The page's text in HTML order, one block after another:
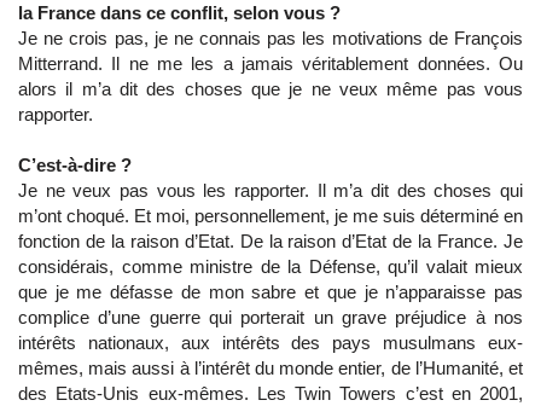
la France dans ce conflit, selon vous ?
Je ne crois pas, je ne connais pas les motivations de François
Mitterrand. Il ne me les a jamais véritablement données. Ou
alors il m’a dit des choses que je ne veux même pas vous
rapporter.
C’est-à-dire ?
Je ne veux pas vous les rapporter. Il m’a dit des choses qui
m’ont choqué. Et moi, personnellement, je me suis déterminé en
fonction de la raison d’Etat. De la raison d’Etat de la France. Je
considérais, comme ministre de la Défense, qu’il valait mieux
que je me défasse de mon sabre et que je n’apparaisse pas
complice d’une guerre qui porterait un grave préjudice à nos
intérêts nationaux, aux intérêts des pays musulmans eux-
mêmes, mais aussi à l’intérêt du monde entier, de l’Humanité, et
des Etats-Unis eux-mêmes. Les Twin Towers c’est en 2001,